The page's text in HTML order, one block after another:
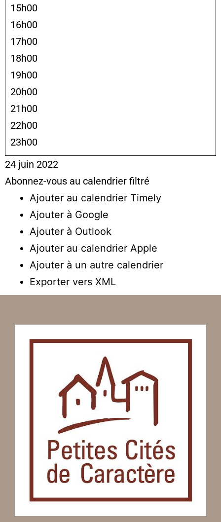
15h00
16h00
17h00
18h00
19h00
20h00
21h00
22h00
23h00
24 juin 2022
Abonnez-vous au calendrier filtré
Ajouter au calendrier Timely
Ajouter à Google
Ajouter à Outlook
Ajouter au calendrier Apple
Ajouter à un autre calendrier
Exporter vers XML